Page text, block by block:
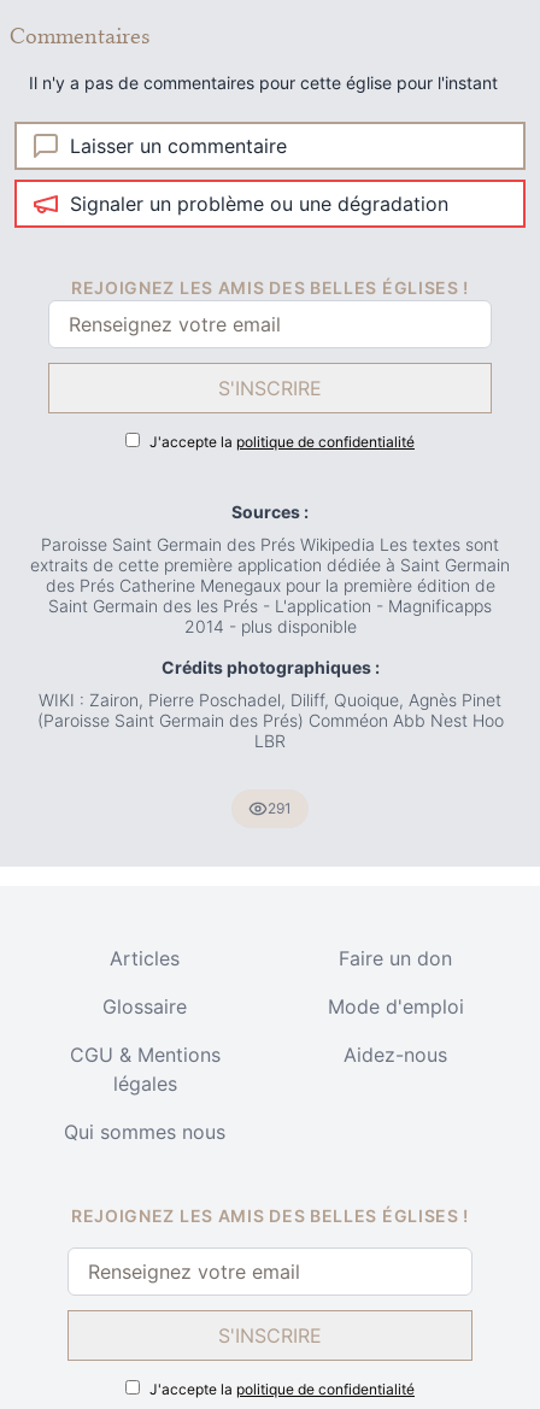
Commentaires
Il n'y a pas de commentaires pour cette église pour l'instant
Laisser un commentaire
Signaler un problème ou une dégradation
REJOIGNEZ LES AMIS DES BELLES ÉGLISES !
S'INSCRIRE
J'accepte la politique de confidentialité
Sources :
Paroisse Saint Germain des Prés Wikipedia Les textes sont
extraits de cette première application dédiée à Saint Germain
des Prés Catherine Menegaux pour la première édition de
Saint Germain des les Prés - L'application - Magnificapps
2014 - plus disponible
Crédits photographiques :
WIKI : Zairon, Pierre Poschadel, Diliff, Quoique, Agnès Pinet
(Paroisse Saint Germain des Prés) Comméon Abb Nest Hoo
LBR
291
Articles
Faire un don
Glossaire
Mode d'emploi
CGU & Mentions
légales
Aidez-nous
Qui sommes nous
REJOIGNEZ LES AMIS DES BELLES ÉGLISES !
S'INSCRIRE
J'accepte la politique de confidentialité